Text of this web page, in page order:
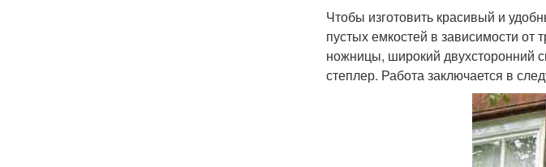
Чтобы изготовить красивый и
пустых емкостей в зависимости от
ножницы, широкий двухсторонний
степлер. Работа заключается в